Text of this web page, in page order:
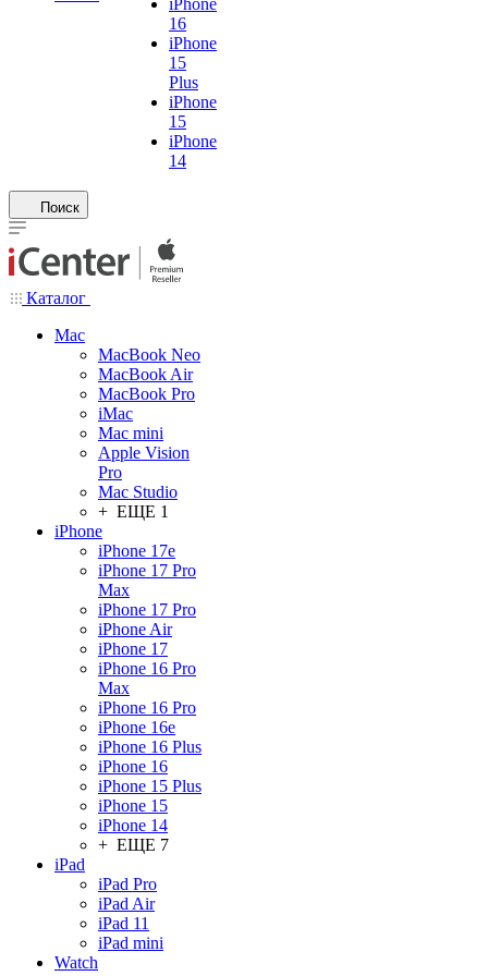
iPhone
16
iPhone
15
Plus
iPhone
15
iPhone
14
Поиск
Каталог
Mac
MacBook Neo
MacBook Air
MacBook Pro
iMac
Mac mini
Apple Vision
Pro
Mac Studio
+ ЕЩЕ 1
iPhone
iPhone 17e
iPhone 17 Pro
Max
iPhone 17 Pro
iPhone Air
iPhone 17
iPhone 16 Pro
Max
iPhone 16 Pro
iPhone 16e
iPhone 16 Plus
iPhone 16
iPhone 15 Plus
iPhone 15
iPhone 14
+ ЕЩЕ 7
iPad
iPad Pro
iPad Air
iPad 11
iPad mini
Watch